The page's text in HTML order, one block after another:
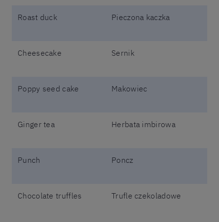
Roast duck Pieczona kaczka
Cheesecake Sernik
Poppy seed cake Makowiec
Ginger tea Herbata imbirowa
Punch Poncz
Chocolate truffles Trufle czekoladowe